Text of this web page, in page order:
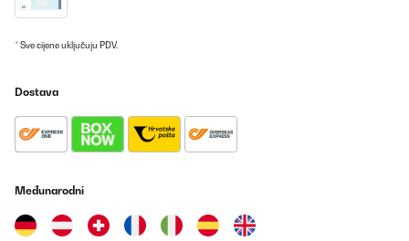
* Sve cijene uključuju PDV.
Dostava
Međunarodni